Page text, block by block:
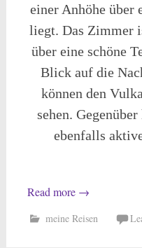
einer Anhöhe über
liegt. Das Zimmer
über eine schöne
Blick auf die
können den
sehen.
ebenfalls
Read more →
meine Reisen